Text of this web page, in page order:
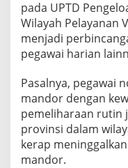
pada UPTD
Wilayah Pelayanan
menjadi
pegawai harian
Pasalnya, pegawai
mandor dengan
pemeliharaan rutin
provinsi dalam
kerap
mandor.